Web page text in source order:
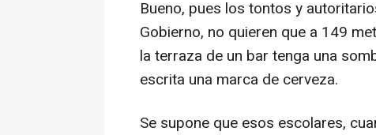
Bueno, pues los tontos y
Gobierno, no quieren que a 149
la terraza de un bar tenga una
escrita una marca de cerveza.
Se supone que esos escolares,